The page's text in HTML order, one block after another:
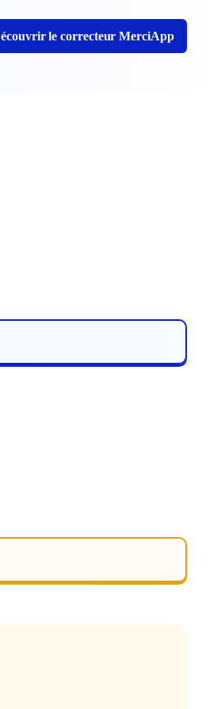
le correcteur MerciApp